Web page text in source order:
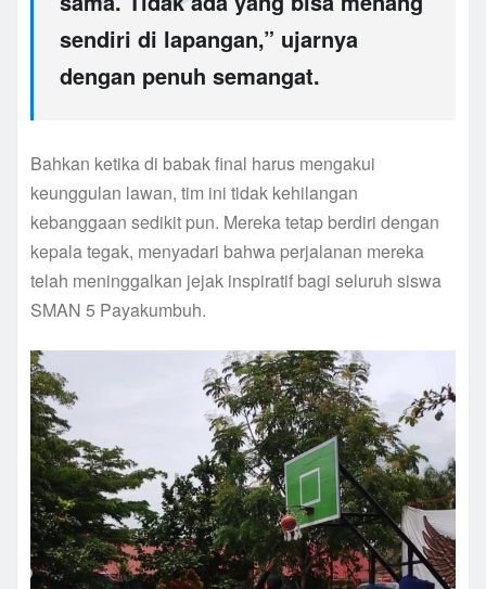
sendiri di lapangan,” ujarnya
dengan penuh semangat.
Bahkan ketika di babak final harus mengakui
keunggulan lawan, tim ini tidak kehilangan
kebanggaan sedikit pun. Mereka tetap berdiri dengan
kepala tegak, menyadari bahwa perjalanan mereka
telah meninggalkan jejak inspiratif bagi seluruh siswa
SMAN 5 Payakumbuh.